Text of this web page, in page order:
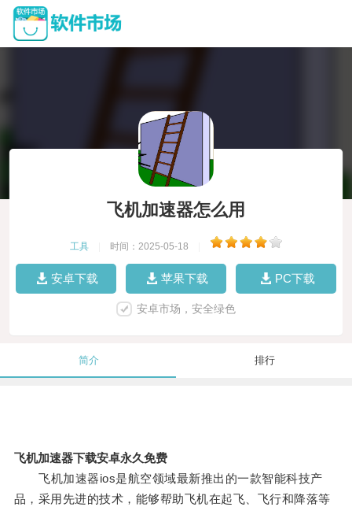
飞机加速器怎么用
工具 时间：2025-05-18
安卓下载 苹果下载 PC下载
安卓市场，安全绿色
简介 排行
飞机加速器下载安卓永久免费
飞机加速器ios是航空领域最新推出的一款智能科技产
品，采用先进的技术，能够帮助飞机在起飞、飞行和降落等